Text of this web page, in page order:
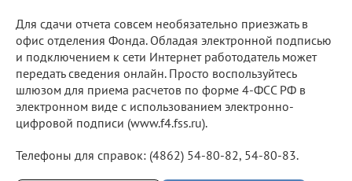
Для сдачи отчета совсем необязательно приезжать в
офис отделения Фонда. Обладая электронной подписью
и подключением к сети Интернет работодатель может
передать сведения онлайн. Просто воспользуйтесь
шлюзом для приема расчетов по форме 4-ФСС РФ в
электронном виде с использованием электронно-
цифровой подписи (www.f4.fss.ru).
Телефоны для справок: (4862) 54-80-82, 54-80-83.